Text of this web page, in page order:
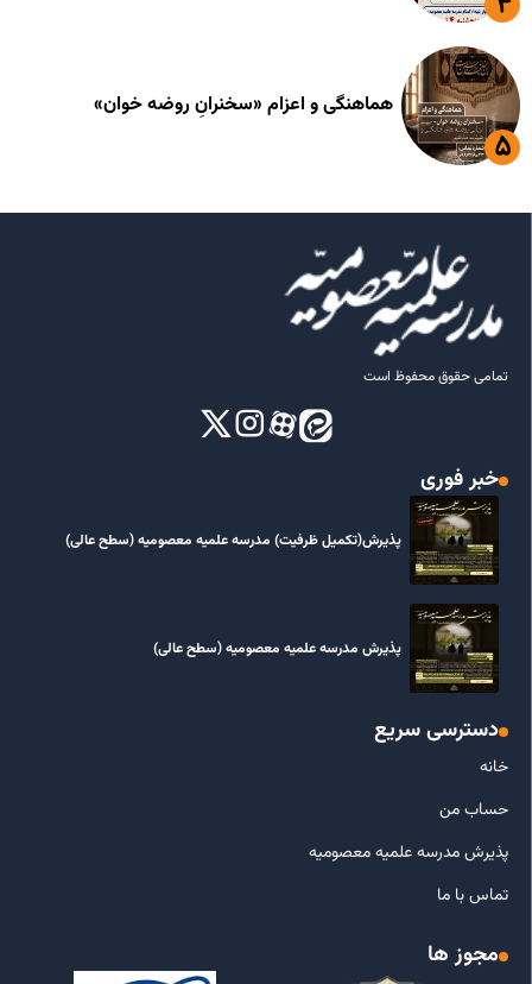
هماهنگی و اعزام «سخنرانِ روضه خوان»
تمامی حقوق محفوظ است
خبر فوری
پذیرش(تکمیل ظرفیت) مدرسه علمیه معصومیه‌ (سطح عالی)
پذیرش مدرسه علمیه معصومیه‌ (سطح عالی)
دسترسی سریع
خانه
حساب من
پذیرش مدرسه علمیه معصومیه
تماس با ما
مجوز ها